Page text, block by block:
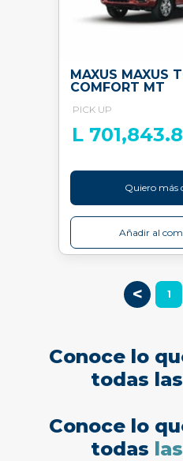
MAXUS MAXUS
COMFORT MT
PICK UP
L
Quiero más
Añadir al
< 1
Conoce lo
todas
Conoce lo
todas